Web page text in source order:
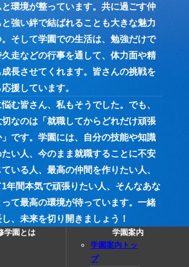
と環境が整っています。共に過ごす仲
と強い絆で結ばれることも大きな魅力
そして学園での生活は、勉強だけで
走などの行事を通して、体力面や精
長させてくれます。皆さんの挑戦を
援しています。
む皆さん、私もそうでした。でも、
なのは「就職してからどれだけ頑張
です。学園には、自分の技能や知識
たい人、今のまま就職することに不安
いる人、最高の仲間を作りたい人、
1年間本気で頑張りたい人、そんなあな
って最高の環境が待っています。一緒
、未来を切り開きましょう！
学園とは
学園案内
学園案内トッ
プ